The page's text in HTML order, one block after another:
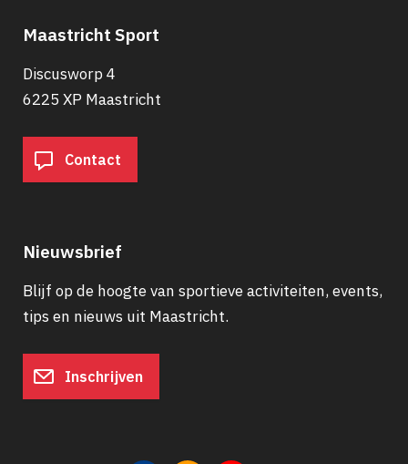
Maastricht Sport
Discusworp 4
6225 XP Maastricht
Contact
Nieuwsbrief
Blijf op de hoogte van sportieve activiteiten, events,
tips en nieuws uit Maastricht.
Inschrijven